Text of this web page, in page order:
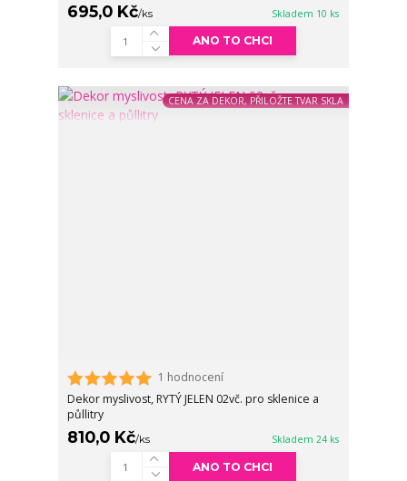
695,0 Kč/ks Skladem 10 ks
ANO TO CHCI
CENA ZA DEKOR, PŘILOŽTE TVAR SKLA
1 hodnocení
Dekor myslivost, RYTÝ JELEN 02vč. pro sklenice a
půllitry
810,0 Kč/ks Skladem 24 ks
ANO TO CHCI